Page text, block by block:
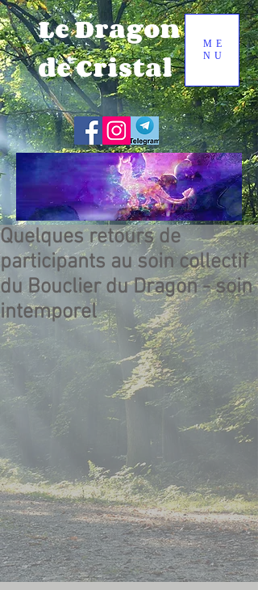
Le Dragon
de Cristal
ME
NU
Quelques retours de
participants au soin collectif
du Bouclier du Dragon - soin
intemporel